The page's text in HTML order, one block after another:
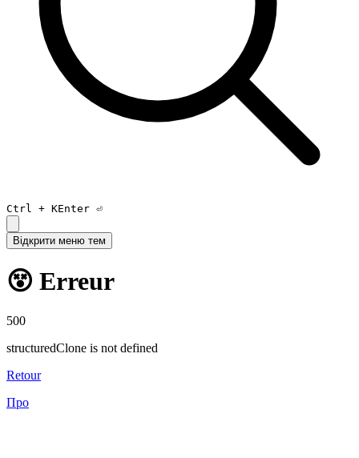
Ctrl + KEnter ⏎
Відкрити меню тем
😵 Erreur
500
structuredClone is not defined
Retour
Про